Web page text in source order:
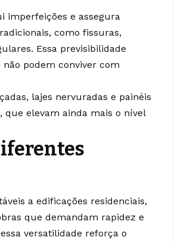
imperfeições e assegura
como fissuras,
Essa previsibilidade
podem conviver com
lajes nervuradas e painéis
elevam ainda mais o nível
a edificações residenciais,
que demandam rapidez e
versatilidade reforça o